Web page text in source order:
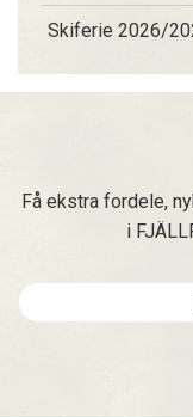
Skiferie 2026/
Få ekstra fordele,
i